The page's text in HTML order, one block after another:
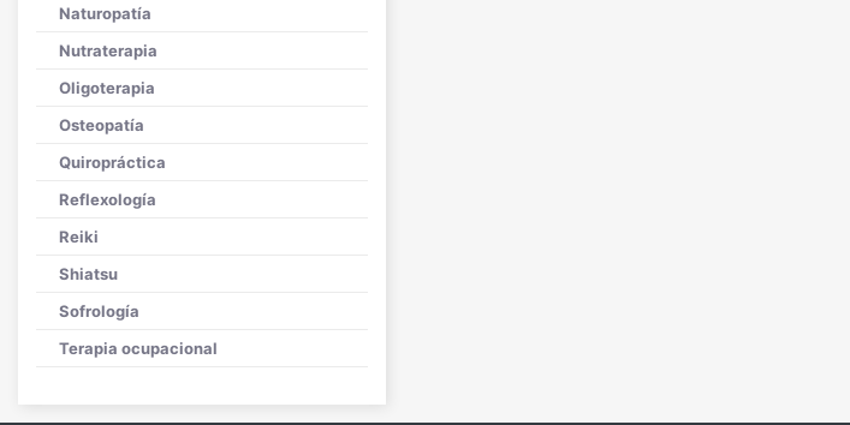
Naturopatía
Nutraterapia
Oligoterapia
Osteopatía
Quiropráctica
Reflexología
Reiki
Shiatsu
Sofrología
Terapia ocupacional